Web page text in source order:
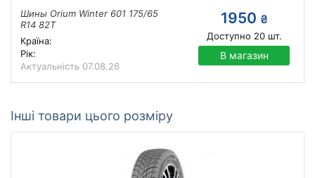
Шины Orium Winter 601 175/65
R14 82T
Країна:
Рік:
Актуальність 07.08.26
1950 ₴
Доступно 20шт.
В магазин
Інші товари цього розміру